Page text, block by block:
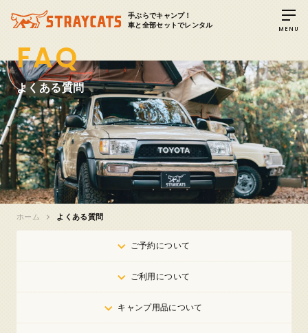
手ぶらでキャンプ！
車と全部セットでレンタル
MENU
FAQ
よくある質問
ホーム よくある質問
ご予約について
ご利用について
キャンプ用品について